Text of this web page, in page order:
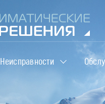
Неисправности